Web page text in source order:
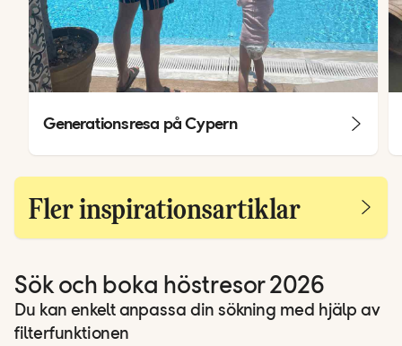
Generationsresa på Cypern
Fler inspirationsartiklar
Sök och boka höstresor 2026
Du kan enkelt anpassa din sökning med hjälp av
filterfunktionen